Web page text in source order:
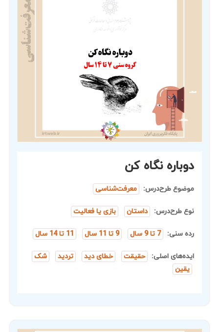
دوباره نگاه کن
موضوع طرح‌درس: معرفت‌شناسی
نوع طرح‌درس: داستان بازی یا فعالیت
رده سنی: 7 تا 9 سال 9 تا 11 سال 11 تا 14 سال
ایده‌های اصلی: حقیقت خطای دید تردید
شک
یقین